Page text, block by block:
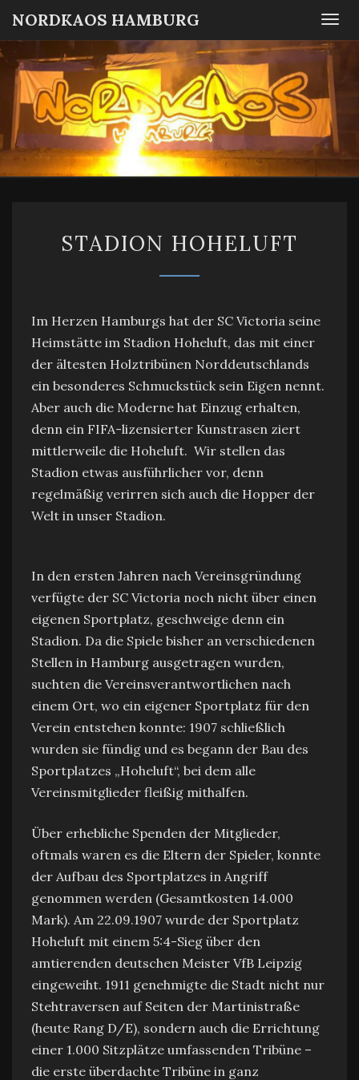
NORDKAOS HAMBURG
Fanszene
SC
Victoria
Hamburg
HOHELUFT
STADION HOHELUFT
Im Herzen Hamburgs hat der SC Victoria seine
Heimstätte im Stadion Hoheluft, das mit einer
der ältesten Holztribünen Norddeutschlands
ein besonderes Schmuckstück sein Eigen nennt.
Aber auch die Moderne hat Einzug erhalten,
denn ein FIFA-lizensierter Kunstrasen ziert
mittlerweile die Hoheluft. Wir stellen das
Stadion etwas ausführlicher vor, denn
regelmäßig verirren sich auch die Hopper der
Welt in unser Stadion.
In den ersten Jahren nach Vereinsgründung
verfügte der SC Victoria noch nicht über einen
eigenen Sportplatz, geschweige denn ein
Stadion. Da die Spiele bisher an verschiedenen
Stellen in Hamburg ausgetragen wurden,
suchten die Vereinsverantwortlichen nach
einem Ort, wo ein eigener Sportplatz für den
Verein entstehen konnte: 1907 schließlich
wurden sie fündig und es begann der Bau des
Sportplatzes „Hoheluft“, bei dem alle
Vereinsmitglieder fleißig mithalfen.
Über erhebliche Spenden der Mitglieder,
oftmals waren es die Eltern der Spieler, konnte
der Aufbau des Sportplatzes in Angriff
genommen werden (Gesamtkosten 14.000
Mark). Am 22.09.1907 wurde der Sportplatz
Hoheluft mit einem 5:4-Sieg über den
amtierenden deutschen Meister VfB Leipzig
eingeweiht. 1911 genehmigte die Stadt nicht nur
Stehtraversen auf Seiten der Martinistraße
(heute Rang D/E), sondern auch die Errichtung
einer 1.000 Sitzplätze umfassenden Tribüne –
die erste überdachte Tribüne in ganz